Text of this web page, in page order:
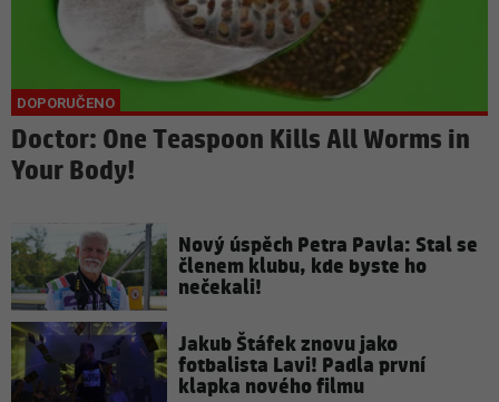
Doctor: One Teaspoon Kills All Worms in
Your Body!
Nový úspěch Petra Pavla: Stal se
členem klubu, kde byste ho
nečekali!
Jakub Štáfek znovu jako
fotbalista Lavi! Padla první
klapka nového filmu